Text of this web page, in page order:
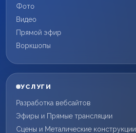
Фото
Видео
Прямой эфир
Воркшопы
УСЛУГИ
Разработка вебсайтов
Эфиры и Прямые трансляции
Сцены и Металические конструкции